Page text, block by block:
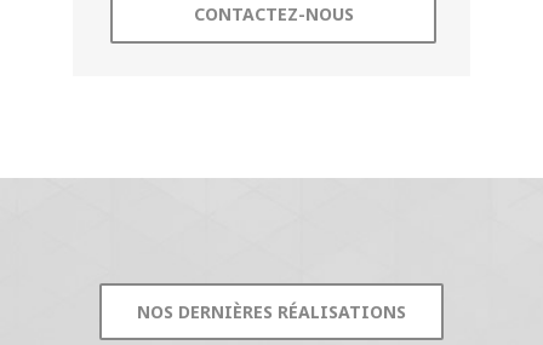
CONTACTEZ-NOUS
NOS DERNIÈRES RÉALISATIONS